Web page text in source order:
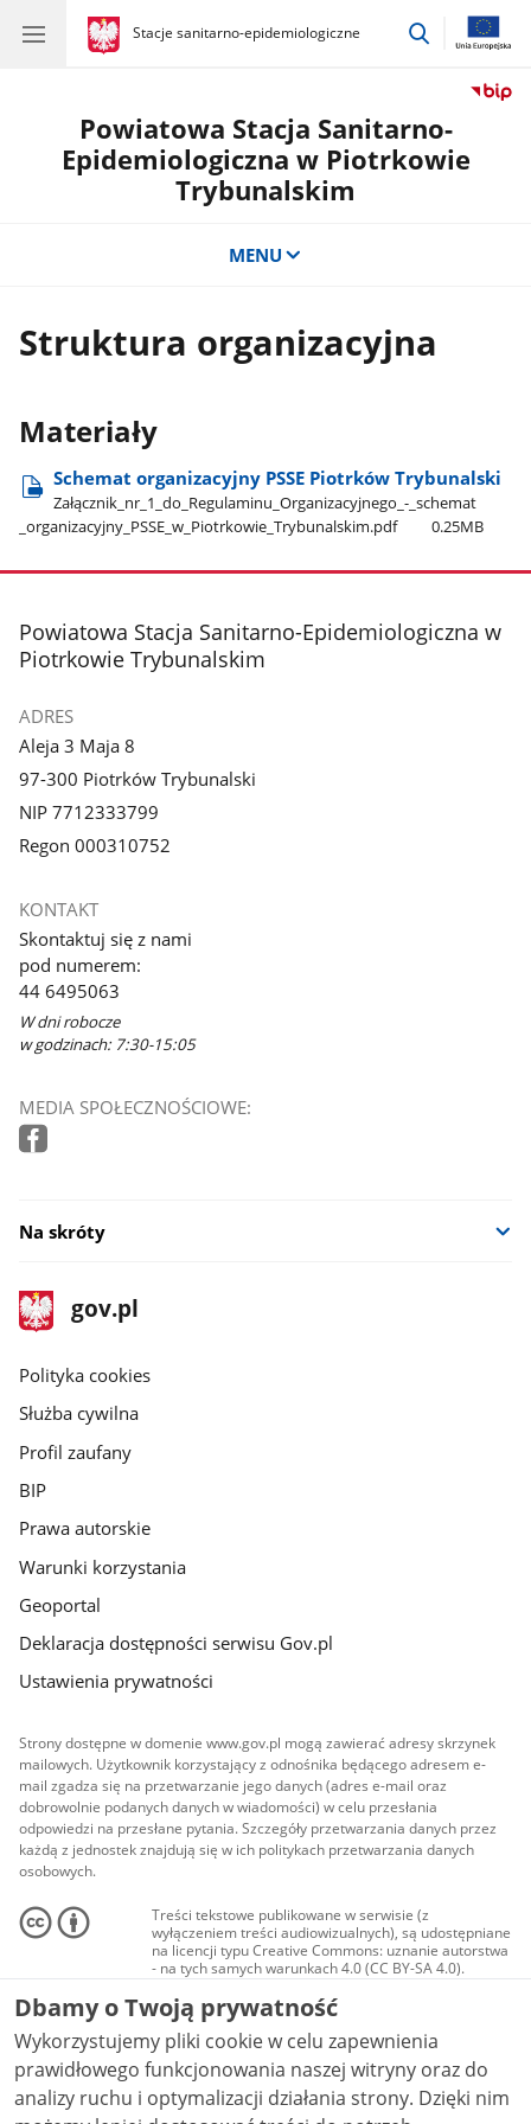
gov.pl
Stacje sanitarno-epidemiologiczne
gov.pl
Stacje
przejdź
Powiatowa Stacja Sanitarno-
Epidemiologiczna w Piotrkowie
Trybunalskim
MENU
Struktura organizacyjna
Materiały
Schemat organizacyjny PSSE Piotrków Trybunalski
Załącznik​_nr​_1​_do​_Regulaminu​_Organizacyjnego​_-​_schemat​
_organizacyjny​_PSSE​_w​_Piotrkowie​_Trybunalskim.pdf
0.25MB
stopka
Powiatowa Stacja Sanitarno-Epidemiologiczna w
Piotrkowie Trybunalskim
ADRES
Aleja 3 Maja 8
97-300 Piotrków Trybunalski
NIP 7712333799
Regon 000310752
KONTAKT
Skontaktuj się z nami
pod numerem:
44 6495063
W dni robocze
w godzinach: 7:30-15:05
MEDIA SPOŁECZNOŚCIOWE:
Na skróty
stopka
gov.pl
Strona
gov.pl
gov.pl
Polityka cookies
Służba cywilna
Profil zaufany
BIP
Prawa autorskie
Warunki korzystania
Geoportal
Deklaracja dostępności serwisu Gov.pl
Ustawienia prywatności
Strony dostępne w domenie www.gov.pl mogą zawierać adresy skrzynek
mailowych. Użytkownik korzystający z odnośnika będącego adresem e-
mail zgadza się na przetwarzanie jego danych (adres e-mail oraz
dobrowolnie podanych danych w wiadomości) w celu przesłania
odpowiedzi na przesłane pytania. Szczegóły przetwarzania danych przez
każdą z jednostek znajdują się w ich politykach przetwarzania danych
osobowych.
Treści tekstowe publikowane w serwisie (z
wyłączeniem treści audiowizualnych), są udostępniane
na licencji typu Creative Commons: uznanie autorstwa
- na tych samych warunkach 4.0 (CC BY-SA 4.0).
Materiały audiowizualne, w tym zdjęcia, materiały
audio i wideo, są udostępniane na licencji typu
Creative Commons: uznanie autorstwa użycie
niekomercyjne - bez utworów zależnych 4.0 (CC BY-
NC-ND 4.0), o ile nie jest to stwierdzone inaczej.
Dbamy o Twoją prywatność
Wykorzystujemy pliki cookie w celu zapewnienia
prawidłowego funkcjonowania naszej witryny oraz do
analizy ruchu i optymalizacji działania strony. Dzięki nim